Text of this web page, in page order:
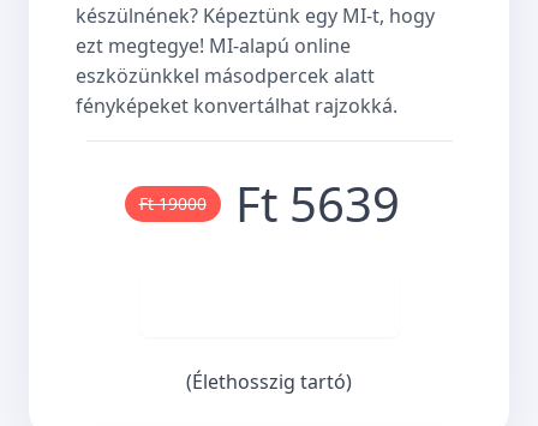
készülnének? Képeztünk egy MI-t, hogy
ezt megtegye! MI-alapú online
eszközünkkel másodpercek alatt
fényképeket konvertálhat rajzokká.
Ft 19000 Ft 5639
(Élethosszig tartó)